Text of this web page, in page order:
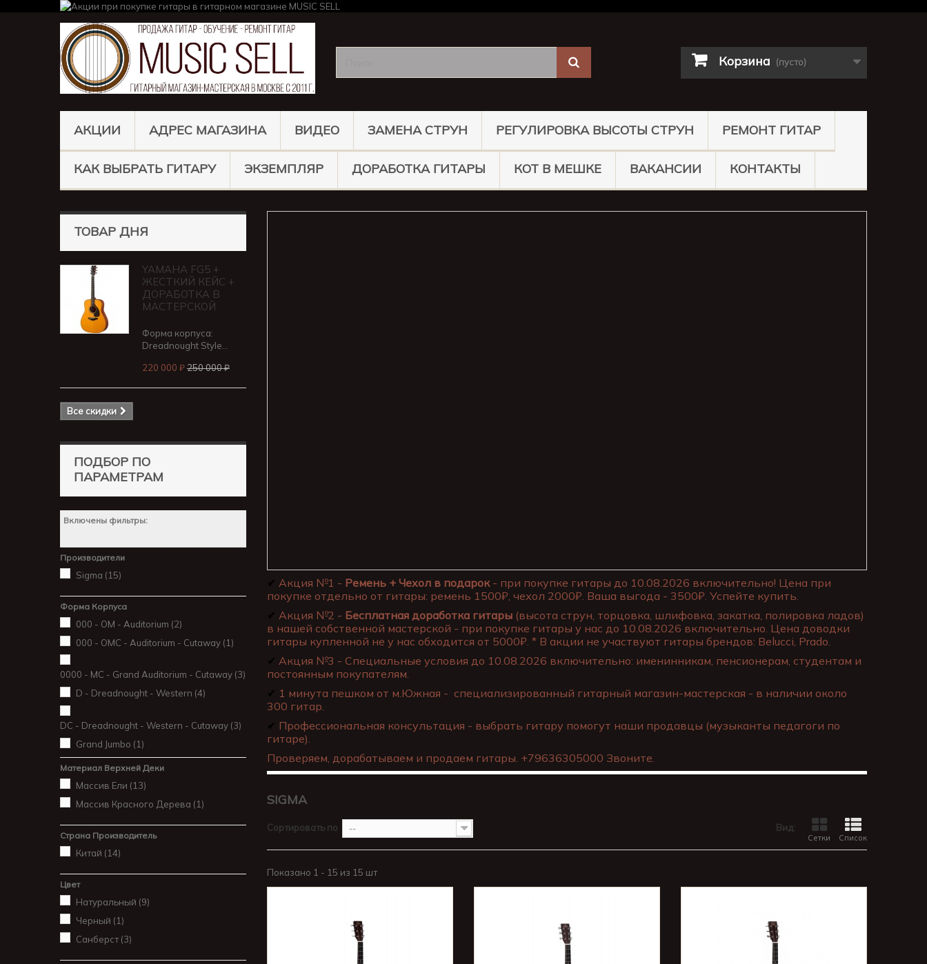
Корзина (пусто)
АКЦИИ АДРЕС МАГАЗИНА ВИДЕО ЗАМЕНА СТРУН РЕГУЛИРОВКА ВЫСОТЫ СТРУН РЕМОНТ ГИТАР
КАК ВЫБРАТЬ ГИТАРУ ЭКЗЕМПЛЯР ДОРАБОТКА ГИТАРЫ КОТ В МЕШКЕ ВАКАНСИИ КОНТАКТЫ
ТОВАР ДНЯ
YAMAHA FG5 +
ЖЕСТКИЙ КЕЙС +
ДОРАБОТКА В
МАСТЕРСКОЙ
Форма корпуса:
Dreadnought Style...
220 000 ₽250 000 ₽
Все скидки
ПОДБОР ПО
ПАРАМЕТРАМ
Включены фильтры:
Производители
Sigma (15)
Форма Корпуса
000 - OM - Auditorium (2)
000 - OMC - Auditorium - Cutaway (1)
0000 - MC - Grand Auditorium - Cutaway (3)
D - Dreadnought - Western (4)
DC - Dreadnought - Western - Cutaway (3)
Grand Jumbo (1)
Материал Верхней Деки
Массив Ели (13)
Массив Красного Дерева (1)
Страна Производитель
Китай (14)
Цвет
Натуральный (9)
Черный (1)
Санберст(3)
✔ Акция №1 - Ремень + Чехол в подарок- при покупке гитары до 10.08.2026 включительно! Цена при
покупке отдельно от гитары: ремень 1500₽, чехол 2000₽. Ваша выгода - 3500₽. Успейте купить.
✔ Акция №2 - Бесплатная доработка гитары (высота струн, торцовка, шлифовка, закатка, полировка ладов)
в нашей собственной мастерской - при покупке гитары у нас до 10.08.2026 включительно. Цена доводки
гитары купленной не у нас обходится от 5000₽. * В акции не участвуют гитары брендов: Belucci, Prado.
✔ Акция №3 - Специальные условия до 10.08.2026 включительно: именинникам, пенсионерам, студентам и
постоянным покупателям.
✔ 1 минута пешком от м.Южная - специализированный гитарный магазин-мастерская - в наличии около
300 гитар.
✔ Профессиональная консультация - выбрать гитару помогут наши продавцы (музыканты педагоги по
гитаре).
Проверяем, дорабатываем и продаем гитары. +79636305000 Звоните.
SIGMA
Вид:
Сетки Список
Сортировать по --
Показано 1 - 15 из 15 шт